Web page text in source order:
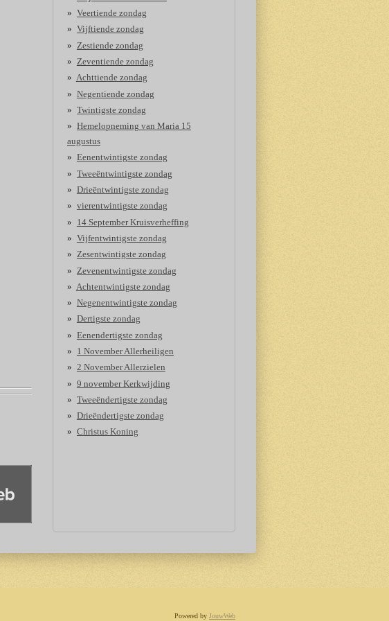
Veertiende zondag
Vijftiende zondag
Zestiende zondag
Zeventiende zondag
Achttiende zondag
Negentiende zondag
Twintigste zondag
Hemelopneming van Maria 15
augustus
Eenentwintigste zondag
Tweeëntwintigste zondag
Drieëntwintigste zondag
vierentwintigste zondag
14 September Kruisverheffing
Vijfentwintigste zondag
Zesentwintigste zondag
Zevenentwintigste zondag
Achtentwintigste zondag
Negenentwintigste zondag
Dertigste zondag
Eenendertigste zondag
1 November Allerheiligen
2 November Allerzielen
9 november Kerkwijding
Tweeëndertigste zondag
Drieëndertigste zondag
Christus Koning
Powered by JouwWeb